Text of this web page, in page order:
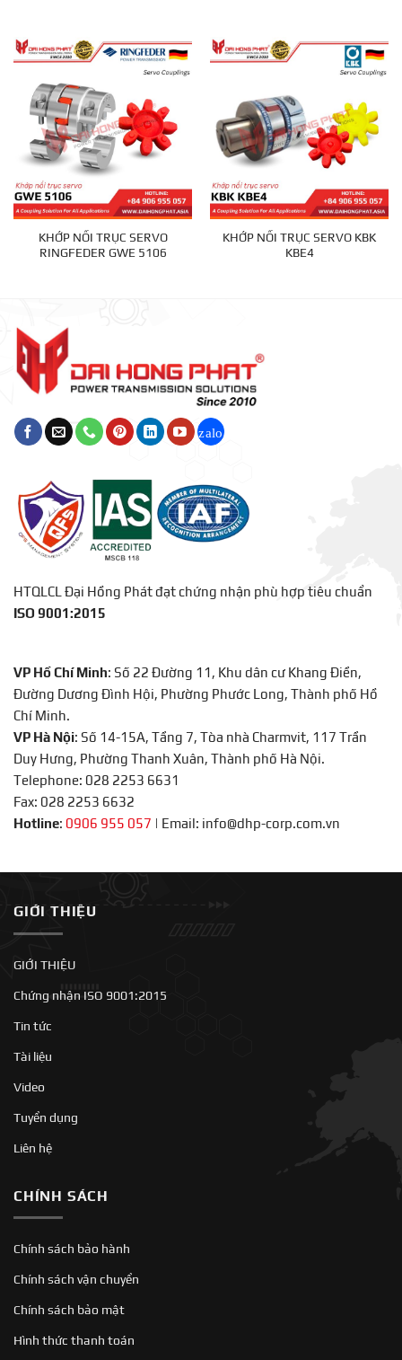
KHỚP NỐI TRỤC SERVO
RINGFEDER GWE 5106
KHỚP NỐI TRỤC SERVO KBK
KBE4
HTQLCL Đại Hồng Phát đạt chứng nhận phù hợp tiêu chuẩn
ISO 9001:2015
VP Hồ Chí Minh: Số 22 Đường 11, Khu dân cư Khang Điền,
Đường Dương Đình Hội, Phường Phước Long, Thành phố Hồ
Chí Minh.
VP Hà Nội: Số 14-15A, Tầng 7, Tòa nhà Charmvit, 117 Trần
Duy Hưng, Phường Thanh Xuân, Thành phố Hà Nội.
Telephone: 028 2253 6631
Fax: 028 2253 6632
Hotline: 0906 955 057 | Email: info@dhp-corp.com.vn
GIỚI THIỆU
GIỚI THIỆU
Chứng nhận ISO 9001:2015
Tin tức
Tài liệu
Video
Tuyển dụng
Liên hệ
CHÍNH SÁCH
Chính sách bảo hành
Chính sách vận chuyển
Chính sách bảo mật
Hình thức thanh toán